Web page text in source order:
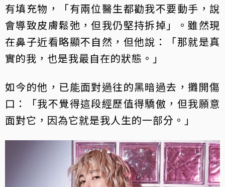
有填充物，「有兩位醫生都勸我不要動手，說
會導致皮膚鬆弛，但我仍堅持拆掉」。雖然現
在鼻子近看略顯不自然，但他說：「那就是真
實的我，也是我最自在的狀態。」
如今的他，已能面對過往的黑暗過去，攤開傷
口：「我不覺得這段經歷值得驕傲，但我願意
面對它，因為它就是我人生的一部分。」